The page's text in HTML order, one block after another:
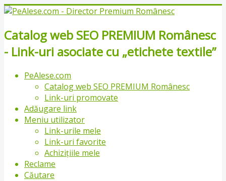
Catalog web SEO PREMIUM Românesc
- Link-uri asociate cu „etichete textile”
PeAlese.com
Catalog web SEO PREMIUM Românesc
Link-uri promovate
Adăugare link
Meniu utilizator
Link-urile mele
Link-uri favorite
Achizițiile mele
Reclame
Căutare